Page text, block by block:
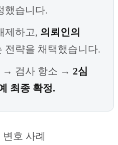
했습니다.
제하고, 의뢰인의
전략을 채택했습니다.
→ 검사 항소 → 2심
최종 확정.